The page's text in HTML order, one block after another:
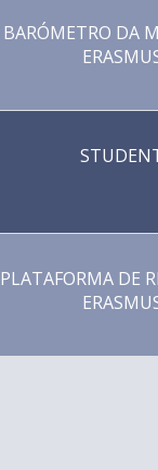
BARÓMETRO DA
PLATAFORMA DE